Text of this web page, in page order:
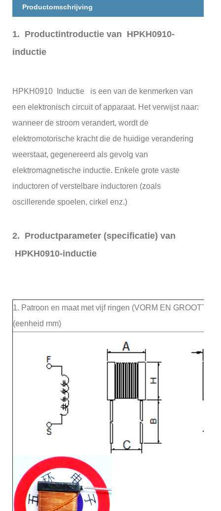
Productomschrijving
1. Productintroductie van HPKH0910-
inductie
HPKH0910 Inductie is een van de kenmerken van
een elektronisch circuit of apparaat. Het verwijst naar:
wanneer de stroom verandert, wordt de
elektromotorische kracht die de huidige verandering
weerstaat, gegenereerd als gevolg van
elektromagnetische inductie. Enkele grote vaste
inductoren of verstelbare inductoren (zoals
oscillerende spoelen, cirkel enz.)
2. Productparameter (specificatie) van
HPKH0910-inductie
1. Patroon en maat met vijf ringen (VORM EN GROOTTE)
(eenheid mm)